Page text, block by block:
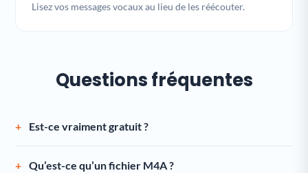
Lisez vos messages vocaux au lieu de les réécouter.
Questions fréquentes
Est-ce vraiment gratuit ?
Qu’est-ce qu’un fichier M4A ?